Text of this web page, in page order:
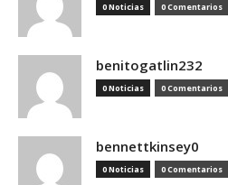
0 Noticias 0 Comentarios
benitogatlin232
0 Noticias 0 Comentarios
bennettkinsey0
0 Noticias 0 Comentarios